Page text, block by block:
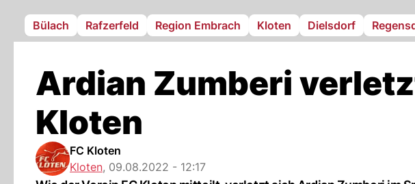
Bülach Rafzerfeld Region Embrach Kloten Dielsdorf
Ardian Zumberi
Kloten
FC Kloten
Kloten, 09.08.2022 - 12:17